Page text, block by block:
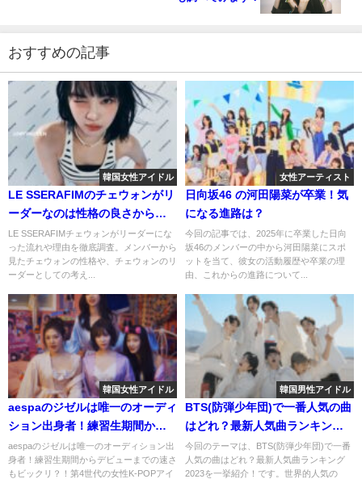
おすすめの記事
韓国女性アイドル
LE SSERAFIMのチェウォンがリ
ーダーなのは性格の良さから？
優しい努力家と評判！
LE SSERAFIMチェウォンがリーダーにな
った流れや理由を徹底調査。メンバーから
見たチェウォンの性格や、チェウォンのリ
ーダーとしての考え...
女性アーティスト
日向坂46 の河田陽菜が卒業！気
になる進路は？
今回の記事では、2025年に卒業した日向
坂46のメンバーの中から河田陽菜にスポ
ットを当て、彼女の活動履歴や卒業の理
由、これからの進路について...
韓国女性アイドル
aespaのジゼルは唯一のオーディ
ション出身者！練習生期間から
デビューまでの速さもビック
リ？！
aespaのジゼルは唯一のオーディション出
身者！練習生期間からデビューまでの速さ
もビックリ？！第4世代の女性K-POPアイ
韓国男性アイドル
BTS(防弾少年団)で一番人気の曲
はどれ？最新人気曲ランキング
2023を一挙紹介！
今回のテーマは、BTS(防弾少年団)で一番
人気の曲はどれ？最新人気曲ランキング
2023を一挙紹介！です。世界的人気の